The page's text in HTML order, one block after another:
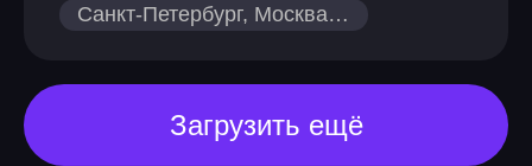
Санкт-Петербург, Москва, Нижний Новгород
Загрузить ещё
ДМС со стоматологией
испытательного срока